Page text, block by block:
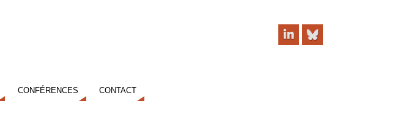
CONFÉRENCES CONTACT